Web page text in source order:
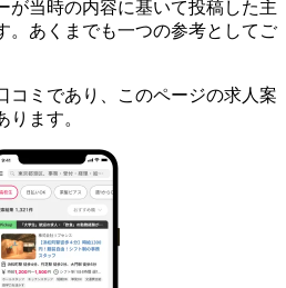
当時の内容に基いて投稿した主
。あくまでも一つの参考としてご
ミであり、このページの求人案
ます。